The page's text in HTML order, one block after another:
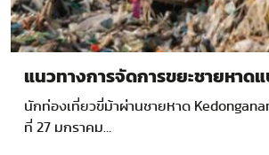
แนวทางการจัดการขยะชายหาดแ
นักท่องเที่ยวขี่ม้าผ่านชายหาด
ที่ 27 มกราคม…